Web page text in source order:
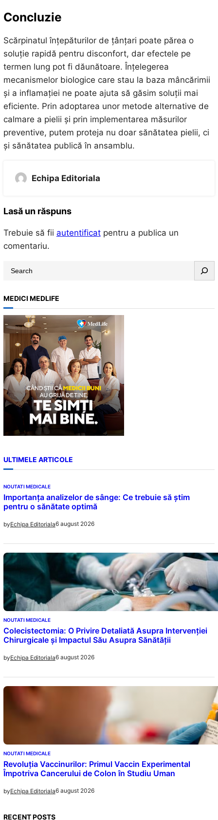
Concluzie
Scărpinatul înțepăturilor de țânțari poate părea o
soluție rapidă pentru disconfort, dar efectele pe
termen lung pot fi dăunătoare. Înțelegerea
mecanismelor biologice care stau la baza mâncărimii
și a inflamației ne poate ajuta să găsim soluții mai
eficiente. Prin adoptarea unor metode alternative de
calmare a pielii și prin implementarea măsurilor
preventive, putem proteja nu doar sănătatea pielii, ci
și sănătatea publică în ansamblu.
Echipa Editoriala
Lasă un răspuns
Trebuie să fii autentificatpentru a publica un
comentariu.
a
r
c
h
MEDICI MEDLIFE
ULTIMELE ARTICOLE
NOUTATI MEDICALE
Importanța analizelor de sânge: Ce trebuie să știm
pentru o sănătate optimă
byEchipa Editoriala6 august 2026
NOUTATI MEDICALE
Colecistectomia: O Privire Detaliată Asupra Intervenției
Chirurgicale și Impactul Său Asupra Sănătății
byEchipa Editoriala6 august 2026
NOUTATI MEDICALE
Revoluția Vaccinurilor: Primul Vaccin Experimental
Împotriva Cancerului de Colon în Studiu Uman
byEchipa Editoriala6 august 2026
RECENT POSTS